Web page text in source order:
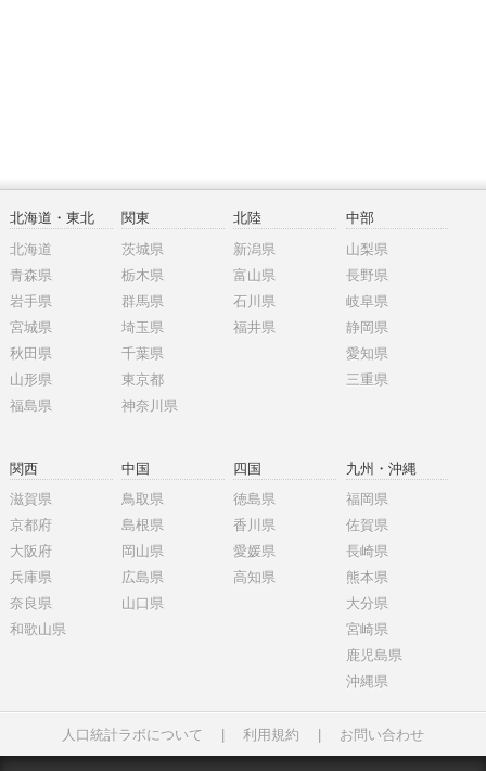
北海道・東北
北海道
青森県
岩手県
宮城県
秋田県
山形県
福島県
関東
茨城県
栃木県
群馬県
埼玉県
千葉県
東京都
神奈川県
北陸
新潟県
富山県
石川県
福井県
中部
山梨県
長野県
岐阜県
静岡県
愛知県
三重県
関西
滋賀県
京都府
大阪府
兵庫県
奈良県
和歌山県
中国
鳥取県
島根県
岡山県
広島県
山口県
四国
徳島県
香川県
愛媛県
高知県
九州・沖縄
福岡県
佐賀県
長崎県
熊本県
大分県
宮崎県
鹿児島県
沖縄県
人口統計ラボについて 利用規約 お問い合わせ